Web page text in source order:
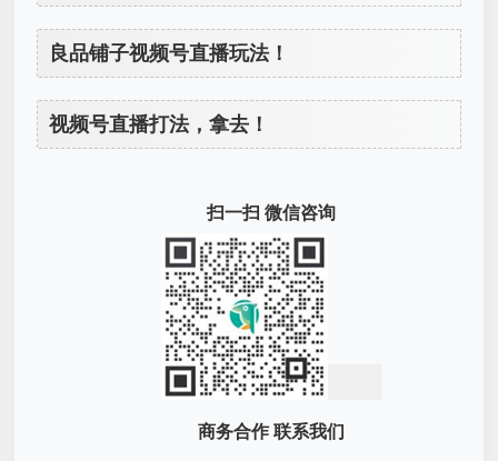
良品铺子视频号直播玩法！
视频号直播打法，拿去！
扫一扫 微信咨询
商务合作 联系我们